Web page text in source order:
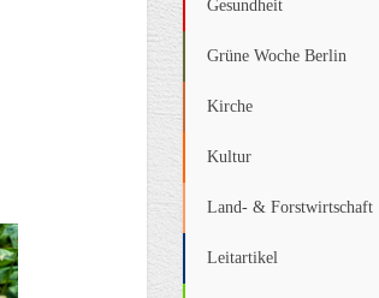
Gesundheit
Grüne Woche Berlin
Kirche
Kultur
Land- & Forstwirtschaft
Leitartikel